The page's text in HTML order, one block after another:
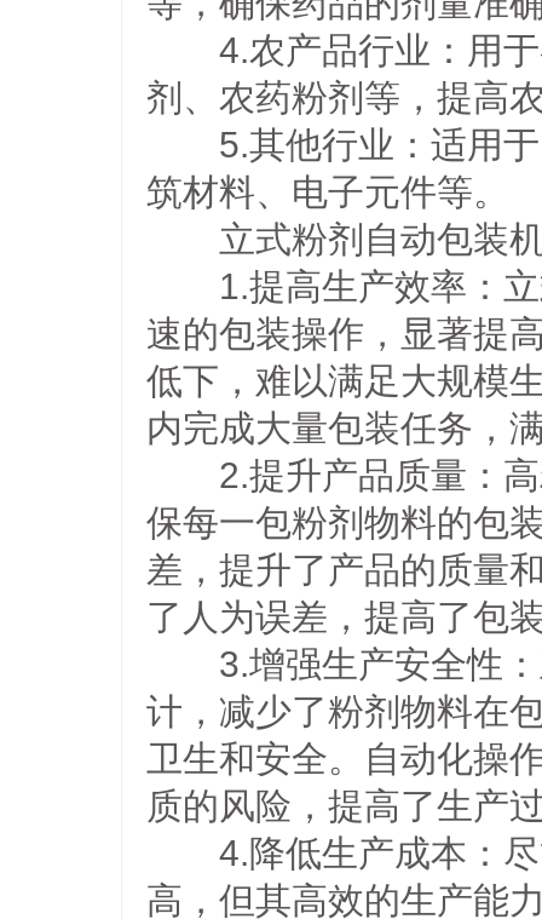
4.农产品行业：用于
剂、农药粉剂等，提高
5.其他行业：适用于
筑材料、电子元件等。
立式粉剂自动包装
1.提高生产效率：立
速的包装操作，显著提
低下，难以满足大规模
内完成大量包装任务，
2.提升产品质量：高
保每一包粉剂物料的包
差，提升了产品的质量
了人为误差，提高了包
3.增强生产安全性：
计，减少了粉剂物料在
卫生和安全。自动化操
质的风险，提高了生产
4.降低生产成本：尽
高，但其高效的生产能